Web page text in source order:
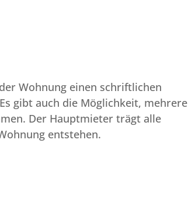
Wohnung einen schriftlichen
gibt auch die Möglichkeit, mehrere
Der Hauptmieter trägt alle
entstehen.